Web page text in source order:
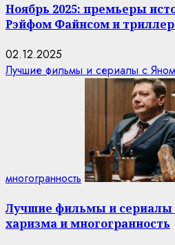
Ноябрь 2025: премьеры
Рэйфом Файнсом и
02.12.2025
Лучшие фильмы и сериалы с
многогранность
Лучшие фильмы и сериалы
харизма и многогранность